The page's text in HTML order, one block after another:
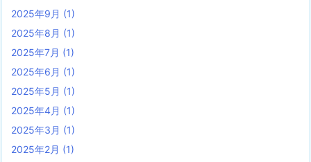
2025年9月 (1)
2025年8月 (1)
2025年7月 (1)
2025年6月 (1)
2025年5月 (1)
2025年4月 (1)
2025年3月 (1)
2025年2月 (1)